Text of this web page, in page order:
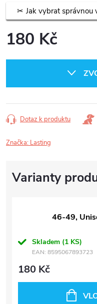
Jak vybrat správnou
180 Kč
Dotaz k produktu
Značka: Lasting
46-49,
Skladem (1 KS)
EAN: 8595067893723
180 Kč